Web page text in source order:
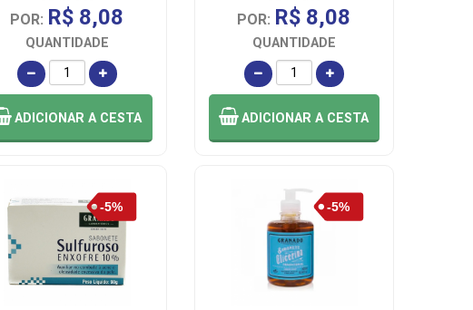
POR: R$ 8,08
QUANTIDADE
ADICIONARA CESTA
POR: R$ 8,08
QUANTIDADE
ADICIONARA CESTA